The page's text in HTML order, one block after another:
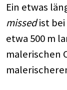
Ein etwas
missedist bei
etwa 500 m
malerischen